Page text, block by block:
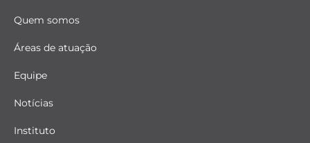
Quem somos
Áreas de atuação
Equipe
Notícias
Instituto